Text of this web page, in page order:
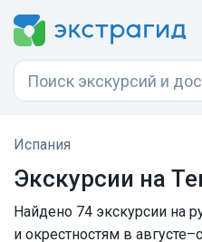
Испания
Экскурсии на
Найдено 74 экскурсии на
и окрестностям в